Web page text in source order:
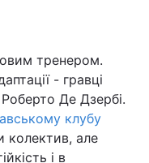
тренером.
- гравці
Де Дзербі.
клубу
колектив, але
і в